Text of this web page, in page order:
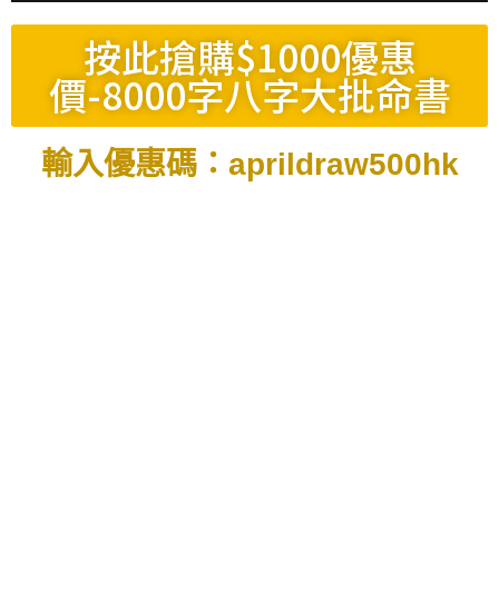
按此搶購$1000優惠
價-8000字八字大批命書
輸入優惠碼：aprildraw500hk